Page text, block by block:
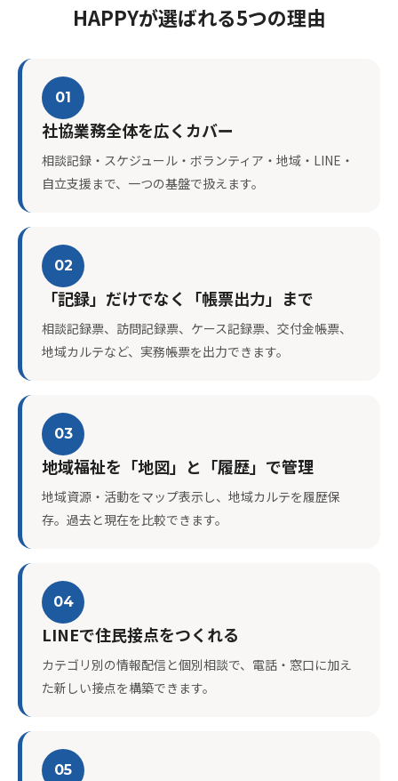
HAPPYが選ばれる5つの理由
01
社協業務全体を広くカバー
相談記録・スケジュール・ボランティア・地域・LINE・
自立支援まで、一つの基盤で扱えます。
02
「記録」だけでなく「帳票出力」まで
相談記録票、訪問記録票、ケース記録票、交付金帳票、
地域カルテなど、実務帳票を出力できます。
03
地域福祉を「地図」と「履歴」で管理
地域資源・活動をマップ表示し、地域カルテを履歴保
存。過去と現在を比較できます。
04
LINEで住民接点をつくれる
カテゴリ別の情報配信と個別相談で、電話・窓口に加え
た新しい接点を構築できます。
05